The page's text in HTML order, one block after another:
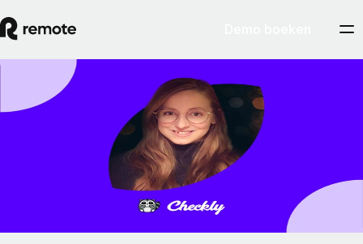
Checkly krijgt onverwachte hulp bij de
uitbreiding van zijn wereldwijde team
Preston Wickersham
5 februari 2025